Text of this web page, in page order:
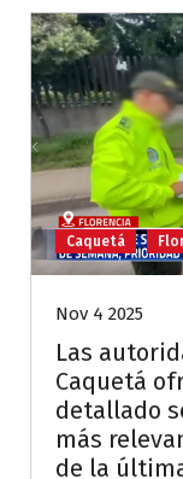
Caquetá
Nov 4 2025
Las
Caquetá
detallado
más
de la